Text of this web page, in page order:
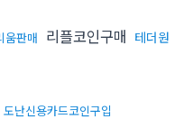
움판매 리플코인구매 테더원
도난신용카드코인구입